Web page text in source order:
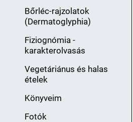
Bőrléc-rajzolatok
(Dermatoglyphia)
Fiziognómia -
karakterolvasás
Vegetáriánus és halas
ételek
Könyveim
Fotók